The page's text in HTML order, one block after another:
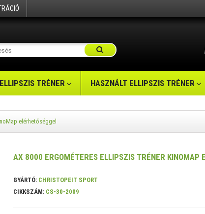
TRÉNER HASZNÁLT ELLIPSZIS TRÉNER
elérhetőséggel
AX 8000 ERGOMÉTERES ELLIPSZIS TRÉNER KINOMAP
GYÁRTÓ: CHRISTOPEIT SPORT
CIKKSZÁM:CS-30-2009